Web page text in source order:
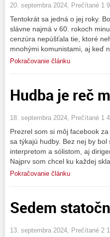
20. septembra 2024, Prečítané 1
Tentokrát sa jedná o jej roky.
slávne najmä v 60. rokoch
cenzúra nepúšťala tie, ktoré
mnohými komunistami, aj keď
Pokračovanie článku
Hudba je reč
18. septembra 2024, Prečítané 1
Prezrel som si môj facebook
sa týkajú hudby. Bez nej by
interpretom a sólistom, aj
Najprv som chcel ku každej
Pokračovanie článku
Sedem
13. septembra 2024, Prečítané 2